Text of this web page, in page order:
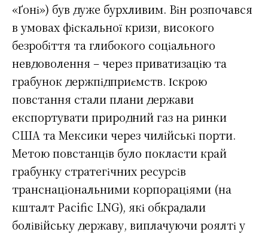
«Ґоні») був дуже бурхливим. Він розпочався
в умовах фіскальної кризи, високого
безробіття та глибокого соціального
невдоволення – через приватизацію та
грабунок держпідприємств. Іскрою
повстання стали плани держави
експортувати природний газ на ринки
США та Мексики через чилійські порти.
Метою повстанців було покласти край
грабунку стратегічних ресурсів
транснаціональними корпораціями (на
кшталт Pacific LNG), які обкрадали
болівійську державу, виплачуючи роялті у